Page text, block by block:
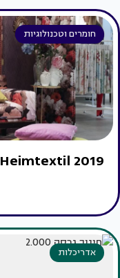
חומרים וטכנולוגיות
Heimtextil 2019 - בד בבד עם הקִדמה
אדריכלות